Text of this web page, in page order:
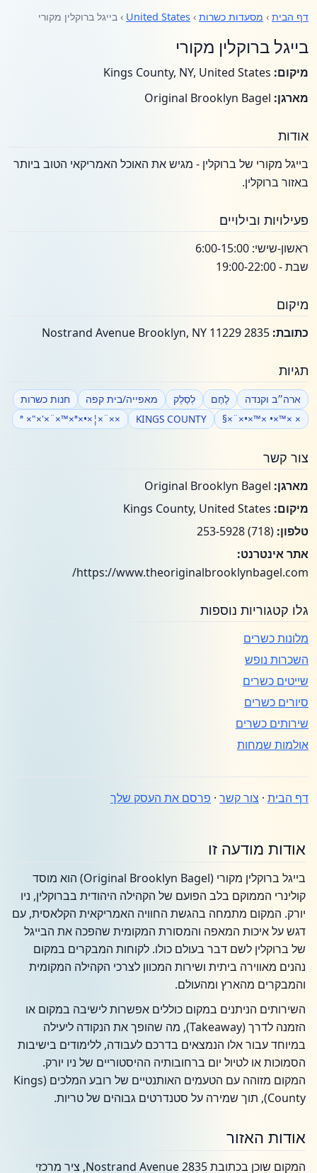
דף הבית › מסעדות כשרות ›
United States › בייגל ברוקלין מקורי
בייגל ברוקלין מקורי
מיקום:
מארגן:
אודות
בייגל מקורי של ברוקלין - מגיש את האוכל האמריקאי הטוב ביותר
באזור ברוקלין.
פעילויות ובילויים
ראשון-שישי: 6:00-15:00
שבת - 19:00-22:00
מיקום
כתובת:
תגיות
ארה״ב וקנדה לֶחֶם לְסַלֵק מאפייה/בית קפה
חנות כשרות
× ×™×• ×™×•×¨×§
KINGS COUNTY
××¨×¦×•×ª ×"×'×¨×™×ª
צור קשר
מארגן:
מיקום:
טלפון: (718) 253-5928
אתר אינטרנט:
https://www.theoriginalbrooklynbagel.com/
גלו קטגוריות נוספות
מלונות כשרים
השכרות נופש
שייטים כשרים
סיורים כשרים
שירותים כשרים
אולמות שמחות
דף הבית · צור קשר · פרסם את העסק שלך
אודות מודעה זו
בייגל ברוקלין מקורי (Original Brooklyn Bagel) הוא מוסד
קולינרי הממוקם בלב הפועם של הקהילה היהודית בברוקלין, ניו
יורק. המקום מתמחה בהגשת החוויה האמריקאית הקלאסית, עם
דגש על איכות המאפה והמסורת המקומית שהפכה את הבייגל
של ברוקלין לשם דבר בעולם כולו. לקוחות המבקרים במקום
נהנים מאווירה ביתית ושירות המכוון לצרכי הקהילה המקומית
והמבקרים מהארץ ומהעולם.
השירותים הניתנים במקום כוללים אפשרות לישיבה במקום או
הזמנה לדרך (Takeaway), מה שהופך את הנקודה ליעילה
במיוחד עבור אלו הנמצאים בדרכם לעבודה, ללימודים בישיבות
הסמוכות או לטיול יום ברחובותיה ההיסטוריים של ניו יורק.
המקום מזוהה עם הטעמים האותנטיים של רובע המלכים (Kings
County), תוך שמירה על סטנדרטים גבוהים של טריות.
אודות האזור
המקום שוכן בכתובת 2835 Nostrand Avenue, ציר מרכזי